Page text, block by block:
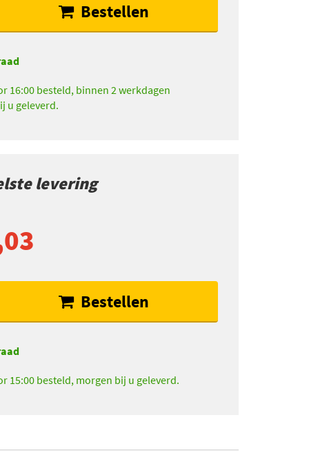
Bestellen
16:00 besteld, binnen 2 werkdagen
u geleverd.
levering
Bestellen
15:00 besteld, morgen bij u geleverd.